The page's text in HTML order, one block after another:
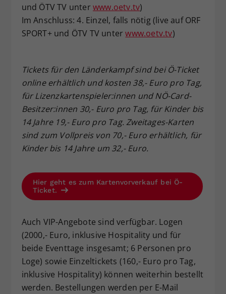
und ÖTV TV unter www.oetv.tv)
Im Anschluss: 4. Einzel, falls nötig (live auf ORF
SPORT+ und ÖTV TV unterwww.oetv.tv)
Tickets für den Länderkampf sind bei Ö-Ticket
online erhältlich und kosten 38,- Euro pro Tag,
für Lizenzkartenspieler:innen und NÖ-Card-
Besitzer:innen 30,- Euro pro Tag, für Kinder bis
14 Jahre 19,- Euro pro Tag. Zweitages-Karten
sind zum Vollpreis von 70,- Euro erhältlich, für
Kinder bis 14 Jahre um 32,- Euro.
Hier geht es zum Kartenvorverkauf bei Ö-
Ticket.
Auch VIP-Angebote sind verfügbar. Logen
(2000,- Euro, inklusive Hospitality und für
beide Eventtage insgesamt; 6 Personen pro
Loge) sowie Einzeltickets (160,- Euro pro Tag,
inklusive Hospitality) können weiterhin bestellt
werden. Bestellungen werden per E-Mail